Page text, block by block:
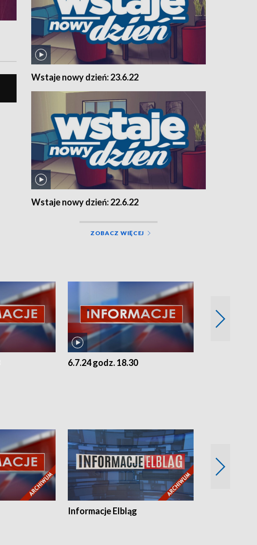
Wstaje nowy dzień: 23.6.22
Wstaje nowy dzień: 22.6.22
ZOBACZ WIĘCEJ
6.7.24 godz. 18.30
Informacje Elbląg